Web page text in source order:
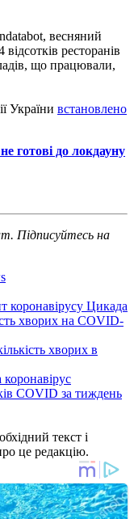
весняний
ресторанів
що працювали,
України встановлено
готові до локдауну
Підписуйтесь на
коронавірусу Цикада
хворих на COVID-
хворих в
коронавірус
COVID за тиждень
текст і
це редакцію.